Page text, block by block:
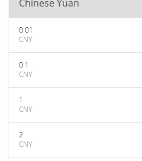
Chinese Yuan
0.01
CNY
0.1
CNY
1
CNY
2
CNY